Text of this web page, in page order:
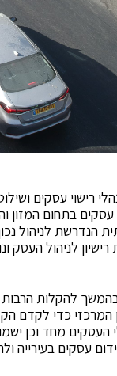
רישוי עסקים
עסקים בתחום
הנדרשת לניהול
לניהול
להקלות
המרכזי כדי לקדם
מחד וכן
עסקים בעירייה